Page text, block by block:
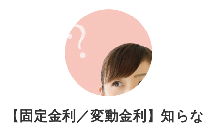
【固定金利／変動金利】知らな